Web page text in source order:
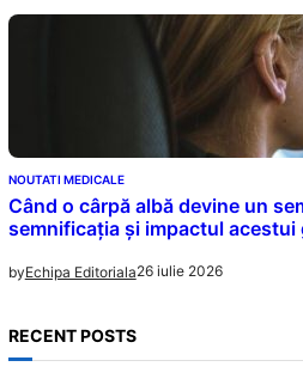
NOUTATI MEDICALE
Când o cârpă albă devine un
semnificația și impactul acestui
byEchipa Editoriala26 iulie 2026
RECENT POSTS